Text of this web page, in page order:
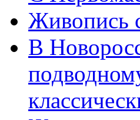
Живопись
В